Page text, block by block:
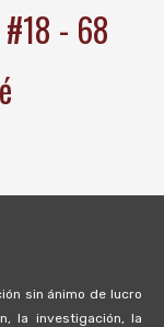
- 68
sin ánimo de lucro
la investigación, la